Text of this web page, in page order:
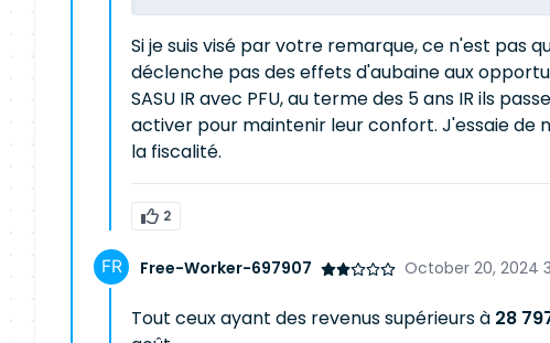
Si je suis visé par votre remarque, ce n'est pas
déclenche pas des effets d'aubaine aux
SASU IR avec PFU, au terme des 5 ans IR ils
activer pour maintenir leur confort. J'essaie de
la fiscalité.
2
Free-Worker-697907 October 20, 2024
Tout ceux ayant des revenus supérieurs à 28